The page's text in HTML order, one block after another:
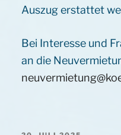
Auszug erstattet
Bei Interesse und
an die